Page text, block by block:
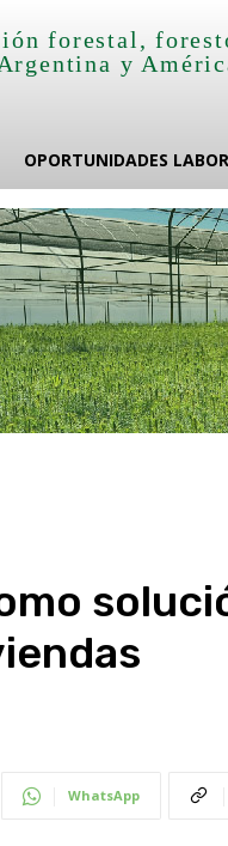
forestal,
y
OPORTUNIDADES
WhatsApp